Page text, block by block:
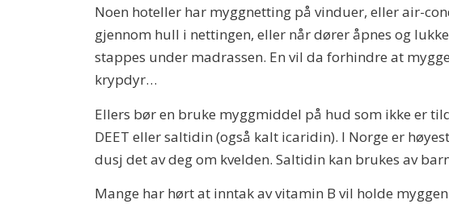
Noen hoteller har myggnetting på vinduer, eller air-
gjennom hull i nettingen, eller når dører åpnes og
stappes under madrassen. En vil da forhindre at
krypdyr…
Ellers bør en bruke myggmiddel på hud som ikke er
DEET eller saltidin (også kalt icaridin). I Norge er
dusj det av deg om kvelden. Saltidin kan brukes av
Mange har hørt at inntak av vitamin B vil holde